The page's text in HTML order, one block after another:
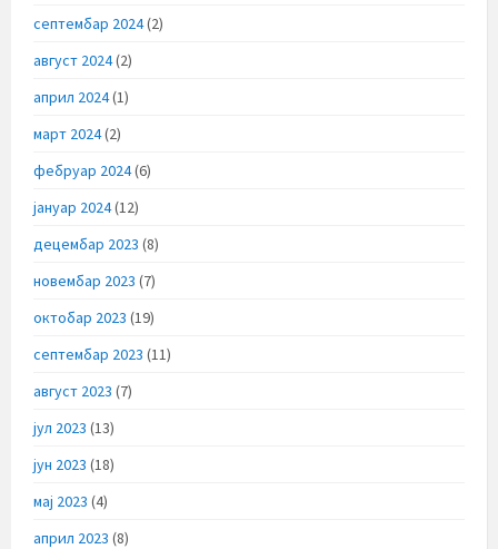
септембар 2024(2)
август 2024(2)
април 2024(1)
март 2024(2)
фебруар 2024(6)
јануар 2024(12)
децембар 2023 (8)
новембар 2023 (7)
октобар 2023 (19)
септембар 2023 (11)
август 2023 (7)
јул 2023 (13)
јун 2023 (18)
мај 2023 (4)
април 2023 (8)